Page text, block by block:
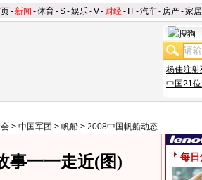
-新闻 -体育-S-娱乐-V- 财经- IT-汽车- 房产-家居
杨佳注射
中国21
> 中国军团 > 帆船 > 2008中国帆船动态
事一一走近(图) 每日